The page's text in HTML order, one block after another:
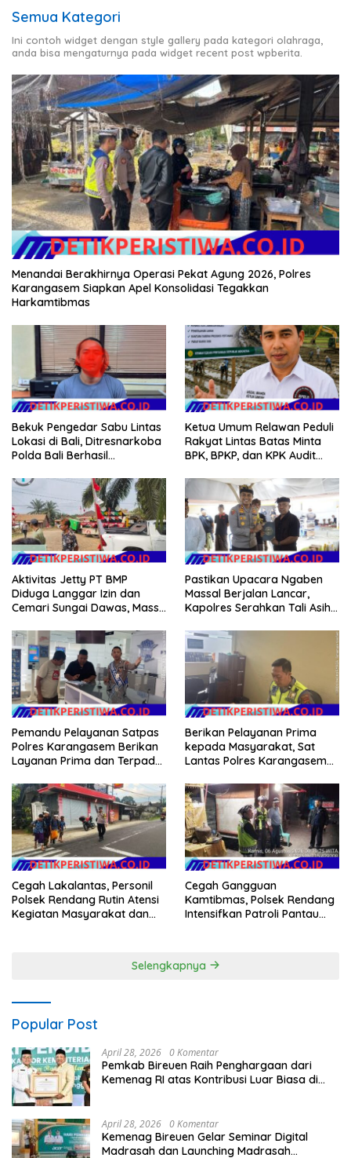
Semua Kategori
Ini contoh widget dengan style gallery pada kategori olahraga,
anda bisa mengaturnya pada widget recent post wpberita.
Menandai Berakhirnya Operasi Pekat Agung 2026, Polres
Karangasem Siapkan Apel Konsolidasi Tegakkan
Harkamtibmas
Bekuk Pengedar Sabu Lintas
Lokasi di Bali, Ditresnarkoba
Polda Bali Berhasil
Seberat 123 Gram Lebih
Ketua Umum Relawan Peduli
Rakyat Lintas Batas Minta
BPK, BPKP, dan KPK Audit
Kementan Pascabanjir di
Aceh
Aktivitas Jetty PT BMP
Diduga Langgar Izin dan
Cemari Sungai Dawas, Massa
Barikade 98 Minta
Pemerintah Usut Tuntas
Pastikan Upacara Ngaben
Massal Berjalan Lancar,
Kapolres Serahkan Tali Asih
Pemandu Pelayanan Satpas
Polres Karangasem Berikan
Layanan Prima dan Terpadu
Berikan Pelayanan Prima
kepada Masyarakat, Sat
Lantas Polres Karangasem
Kepengurusan BPKB
Cegah Lakalantas, Personil
Polsek Rendang Rutin Atensi
Kegiatan Masyarakat dan
Cegah Gangguan
Kamtibmas, Polsek Rendang
Intensifkan Patroli Pantau
Selengkapnya
Popular Post
April 28, 2026 0 Komentar
Pemkab Bireuen Raih Penghargaan dari
Kemenag RI atas Kontribusi Luar Biasa di
April 28, 2026 0 Komentar
Kemenag Bireuen Gelar Seminar Digital
Madrasah dan Launching Madrasah